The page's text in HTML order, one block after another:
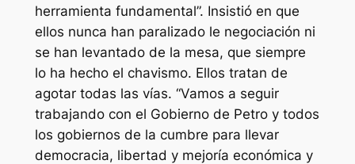
herramienta fundamental”. Insistió en que
ellos nunca han paralizado le negociación ni
se han levantado de la mesa, que siempre
lo ha hecho el chavismo. Ellos tratan de
agotar todas las vías. “Vamos a seguir
trabajando con el Gobierno de Petro y todos
los gobiernos de la cumbre para llevar
democracia, libertad y mejoría económica y